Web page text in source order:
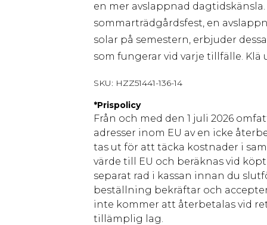
en mer avslappnad
sommarträdgårdsfest, en
solar på semestern, erbjuder
som fungerar vid varje tillfälle.
SKU: HZZ51441-136-14
*Prispolicy
Från och med den 1 juli 2026
adresser inom EU av en icke
tas ut för att täcka kostnader i
värde till EU och beräknas vid
separat rad i kassan innan du
beställning bekräftar och
inte kommer att återbetalas vid
tillämplig lag.